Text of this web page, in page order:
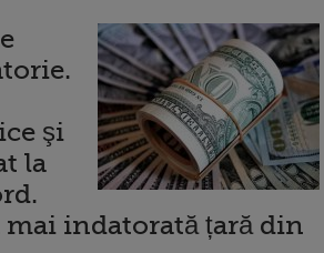
şi
la
mai indatorată țară din